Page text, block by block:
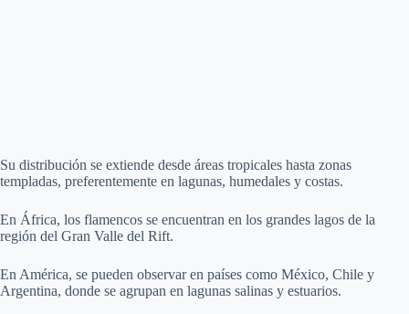
Su distribución se extiende desde áreas tropicales hasta zonas
templadas, preferentemente en lagunas, humedales y costas.
En África, los flamencos se encuentran en los grandes lagos de la
región del Gran Valle del Rift.
En América, se pueden observar en países como México, Chile y
Argentina, donde se agrupan en lagunas salinas y estuarios.